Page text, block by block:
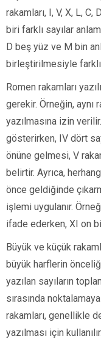
rakamları, I, V, X, L,
biri farklı sayılar
D beş yüz ve M bin
birleştirilmesiyle
Romen rakamları
gerekir. Örneğin, aynı
yazılmasına izin
gösterirken, IV dört
önüne gelmesi, V
belirtir. Ayrıca,
önce geldiğinde
işlemi uygulanır.
ifade ederken, XI on
Büyük ve küçük
büyük harflerin
yazılan sayıların
sırasında
rakamları, genellikle
yazılması için